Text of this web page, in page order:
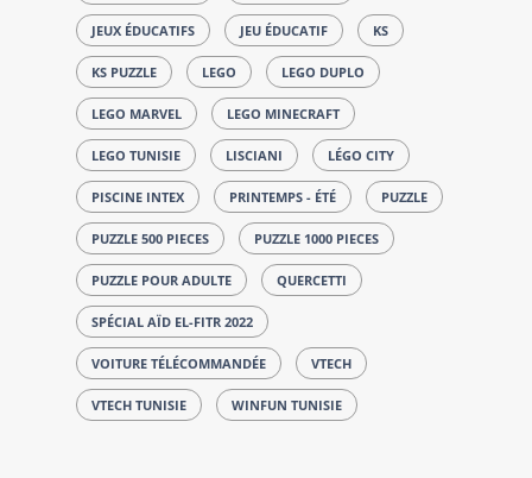
JEUX ÉDUCATIFS JEU ÉDUCATIF KS
KS PUZZLE LEGO LEGO DUPLO
LEGO MARVEL LEGO MINECRAFT
LEGO TUNISIE LISCIANI LÉGO CITY
PISCINE INTEX PRINTEMPS - ÉTÉ PUZZLE
PUZZLE 500 PIECES PUZZLE 1000 PIECES
PUZZLE POUR ADULTE QUERCETTI
SPÉCIAL AÏD EL-FITR 2022
VOITURE TÉLÉCOMMANDÉE VTECH
VTECH TUNISIE WINFUN TUNISIE